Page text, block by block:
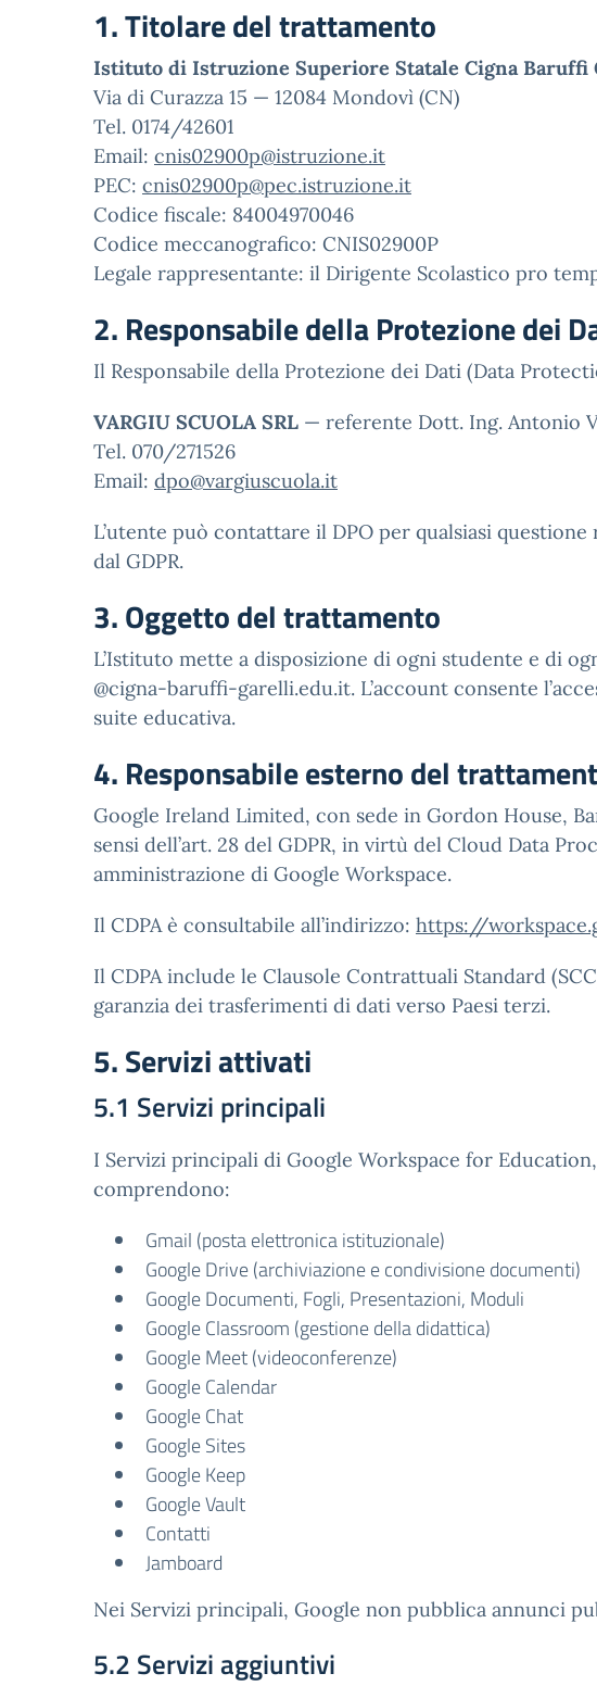
1. Titolare del trattamento
Istituto di Istruzione Superiore Statale Cigna Baruffi
Via di Curazza 15 — 12084 Mondovì (CN)
Tel. 0174/42601
Email: cnis02900p@istruzione.it
PEC: cnis02900p@pec.istruzione.it
Codice fiscale: 84004970046
Codice meccanografico: CNIS02900P
Legale rappresentante: il Dirigente Scolastico pro
2. Responsabile della Protezione dei
Il Responsabile della Protezione dei Dati (Data
VARGIU SCUOLA SRL — referente Dott. Ing. Antonio
Tel. 070/271526
Email: dpo@vargiuscuola.it
L’utente può contattare il DPO per qualsiasi
dal GDPR.
3. Oggetto del trattamento
L’Istituto mette a disposizione di ogni studente e di
@cigna-baruffi-garelli.edu.it. L’account consente
suite educativa.
4. Responsabile esterno del
Google Ireland Limited, con sede in Gordon House,
sensi dell’art. 28 del GDPR, in virtù del Cloud Data
amministrazione di Google Workspace.
Il CDPA è consultabile all’indirizzo: https://
Il CDPA include le Clausole Contrattuali Standard
garanzia dei trasferimenti di dati verso Paesi terzi.
5. Servizi attivati
5.1 Servizi principali
I Servizi principali di Google Workspace for
comprendono:
Gmail (posta elettronica istituzionale)
Google Drive (archiviazione e condivisione documenti)
Google Documenti, Fogli, Presentazioni, Moduli
Google Classroom (gestione della didattica)
Google Meet (videoconferenze)
Google Calendar
Google Chat
Google Sites
Google Keep
Google Vault
Contatti
Jamboard
Nei Servizi principali, Google non pubblica annunci
5.2 Servizi aggiuntivi